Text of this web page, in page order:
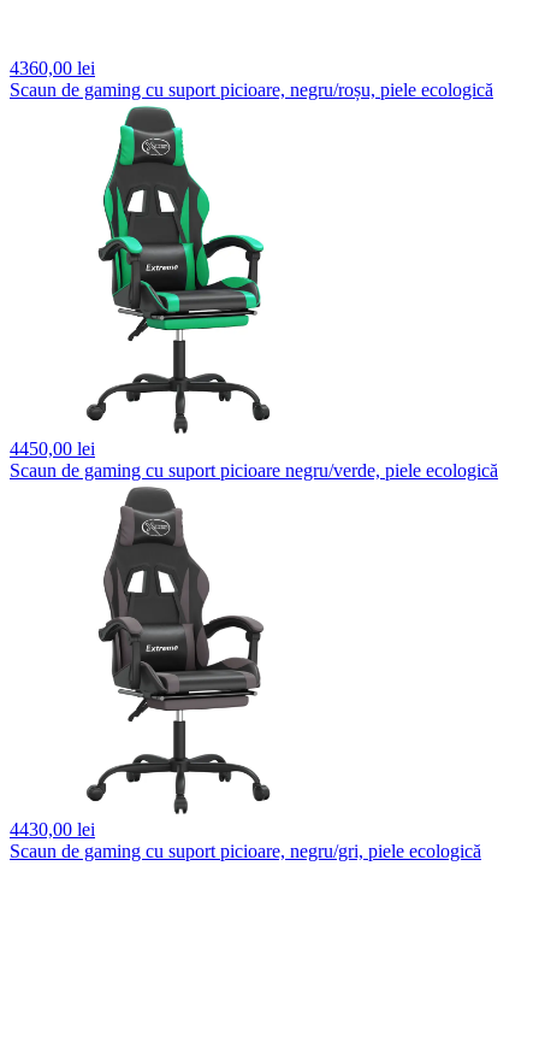
4360,00 lei
Scaun de gaming cu suport picioare, negru/roșu, piele ecologică
4450,00 lei
Scaun de gaming cu suport picioare negru/verde, piele ecologică
4430,00 lei
Scaun de gaming cu suport picioare, negru/gri, piele ecologică